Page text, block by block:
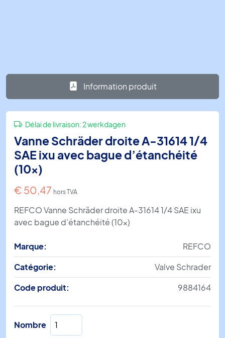
Information produit
Délai de livraison:2 werkdagen
Vanne Schräder droite A-31614 1/4
SAE ixu avec bague d’étanchéité
(10x)
€ 50,47 hors TVA
REFCO Vanne Schräder droite A-31614 1/4 SAE ixu
avec bague d’étanchéité (10x)
Marque:
REFCO
Catégorie:
Valve Schrader
Code produit:
9884164
Nombre quantité
de